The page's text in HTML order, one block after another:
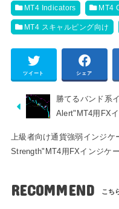
MT4 Indicators MT4
MT4 スキャルピング向け
ツイート シェア
勝てるバンド系
Alert"MT4用FX
上級者向け通貨強弱インジ
Strength"MT4用FXインジケ
RECOMMEND